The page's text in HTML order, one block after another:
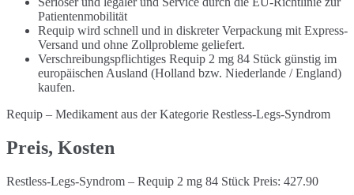
Patientenmobilität
Requip wird schnell und in diskreter Verpackung mit Express-
Versand und ohne Zollprobleme geliefert.
Verschreibungspflichtiges Requip 2 mg 84 Stück günstig im
europäischen Ausland (Holland bzw. Niederlande / England)
kaufen.
Requip – Medikament aus der Kategorie Restless-Legs-Syndrom
Preis, Kosten
Restless-Legs-Syndrom – Requip 2 mg 84 Stück Preis: 427.90